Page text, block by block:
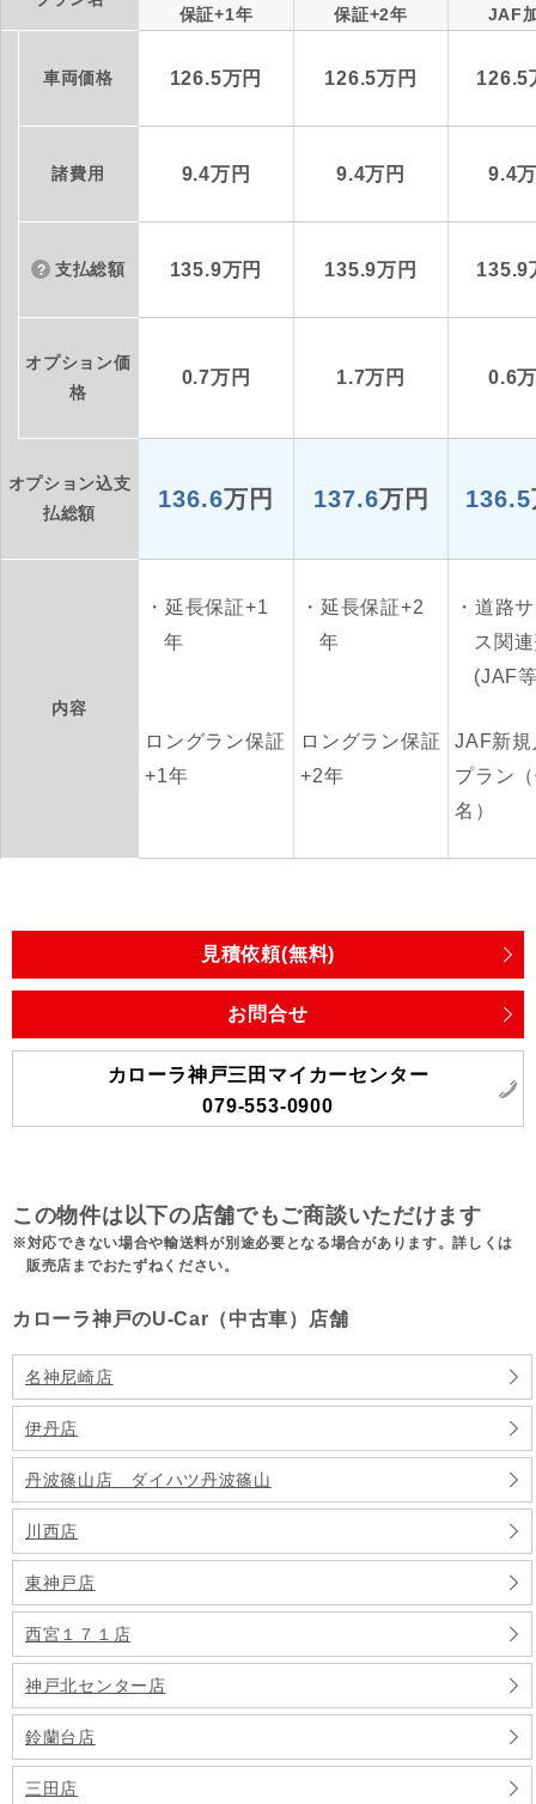
保証+1年
保証+2年
JAF
車両価格 126.5万円 126.5万円 126.5
諸費用 9.4万円 9.4万円 9.4
支払総額 135.9万円 135.9万円 135.9
オプション価
格
0.7万円 1.7万円 0.6
オプション込支
払総額
136.6万円 137.6万円 136.5
内容
延長保証+1
年
延長保証+2
年
道路
ス関
(JAF
ロングラン保証
+1年
ロングラン保証
+2年
JAF新規
プラン
名）
見積依頼(無料)
お問合せ
カローラ神戸三田マイカーセンター
079-553-0900
この物件は以下の店舗でもご商談いただけます
対応できない場合や輸送料が別途必要となる場合があります。詳しくは
販売店までおたずねください。
カローラ神戸のU-Car（中古車）店舗
名神尼崎店
伊丹店
丹波篠山店 ダイハツ丹波篠山
川西店
東神戸店
西宮１７１店
神戸北センター店
鈴蘭台店
三田店